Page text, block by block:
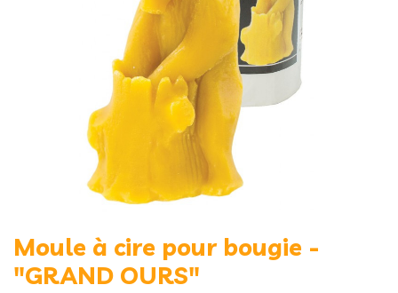
Moule à cire pour bougie -
"GRAND OURS"